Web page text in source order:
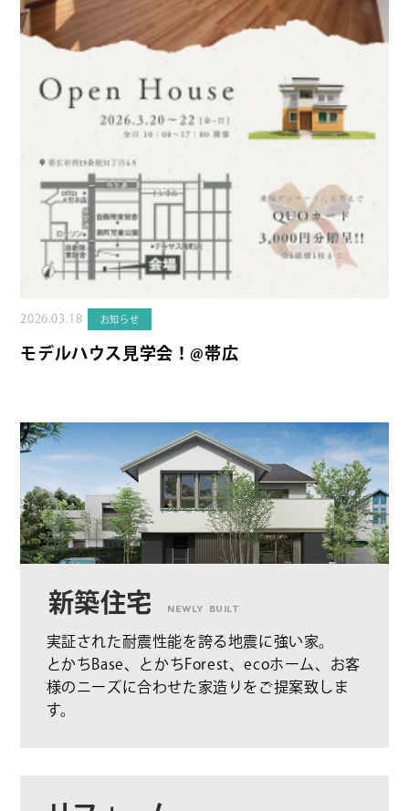
2026.03.18 お知らせ
モデルハウス見学会！@帯広
新築住宅 NEWLY BUILT
実証された耐震性能を誇る地震に強い家。
とかちBase、とかちForest、ecoホーム、お客
様のニーズに合わせた家造りをご提案致しま
す。